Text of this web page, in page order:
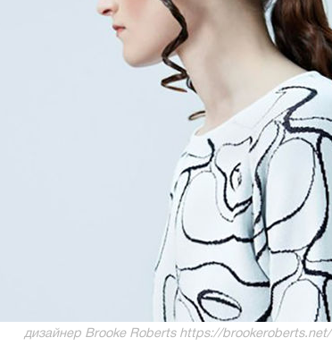
дизайнер Brooke Roberts https://brookeroberts.net/